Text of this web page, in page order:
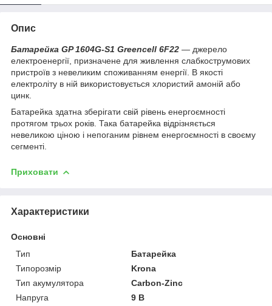
Опис
Батарейка GP 1604G-S1 Greencell 6F22 ― джерело
електроенергії, призначене для живлення слабкострумових
пристроїв з невеликим споживанням енергії. В якості
електроліту в ній використовується хлористий амоній або
цинк.
Батарейка здатна зберігати свій рівень енергоємності
протягом трьох років. Така батарейка відрізняється
невеликою ціною і непоганим рівнем енергоємності в своєму
сегменті.
Приховати
Характеристики
Основні
Тип
Батарейка
Типорозмір
Krona
Тип акумулятора
Carbon-Zinc
Напруга
9 В